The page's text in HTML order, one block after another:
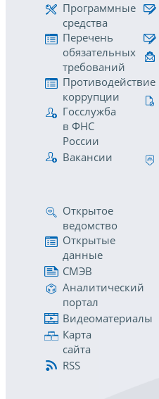
Программные
средства
Перечень
обязательных
требований
Противодействие
коррупции
Госслужба
в ФНС
России
Вакансии
Открытое
ведомство
Открытые
данные
СМЭВ
Аналитический
портал
Видеоматериалы
Карта
сайта
RSS